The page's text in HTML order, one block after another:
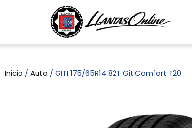
Inicio / Auto / GITI 175/65R14 82T GitiComfort T20